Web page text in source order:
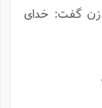
زن گفت: خدای